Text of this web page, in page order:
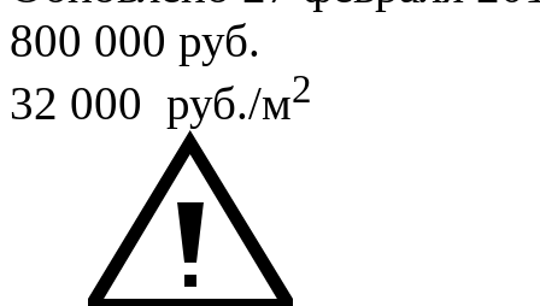
800 000 руб.
32 000 руб./м2